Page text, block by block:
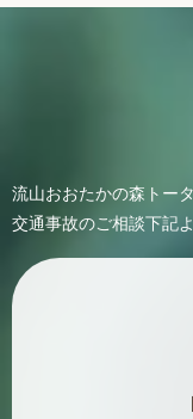
流山おおたかの森トー
交通事故のご相談下記